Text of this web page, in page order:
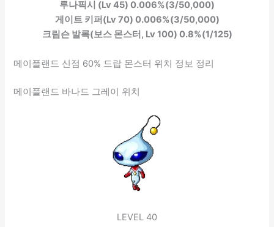
루나픽시 (Lv 45) 0.006%(3/50,000)
게이트 키퍼(Lv 70) 0.006%(3/50,000)
크림슨 발록(보스 몬스터, Lv 100) 0.8%(1/125)
메이플랜드 신점 60% 드랍 몬스터 위치 정보 정리
메이플랜드 바나드 그레이 위치
LEVEL 40